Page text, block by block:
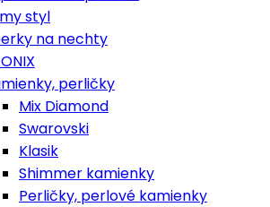
styl
na nechty
perličky
Mix Diamond
Swarovski
Klasik
Shimmer kamienky
Perličky, perlové kamienky